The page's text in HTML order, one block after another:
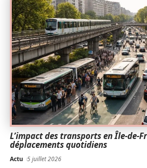
L’impact des transports en Île-de-
déplacements quotidiens
Actu 5 juillet 2026